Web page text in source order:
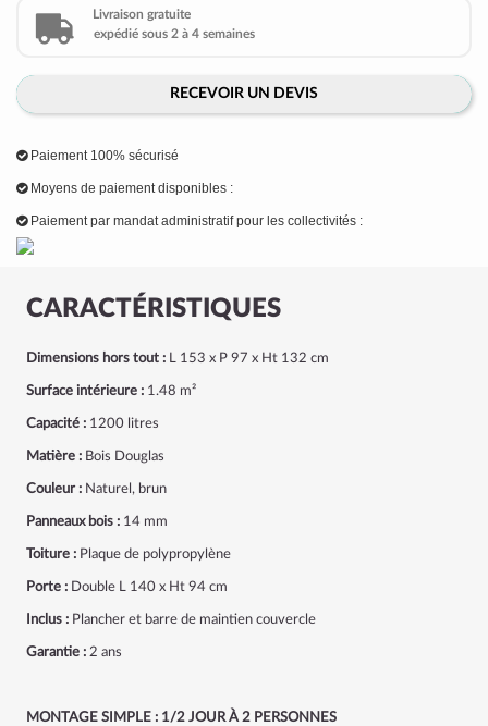
CARACTÉRISTIQUES
Dimensions hors tout : L 153 x P 97 x Ht 132 cm
Surface intérieure : 1.48 m²
Capacité : 1200 litres
Matière : Bois Douglas
Couleur : Naturel, brun
Panneaux bois : 14 mm
Toiture : Plaque de polypropylène
Porte : Double L 140 x Ht 94 cm
Inclus : Plancher et barre de maintien couvercle
Garantie : 2 ans
MONTAGE SIMPLE : 1/2 JOUR À 2 PERSONNES
Livraison gratuite
expédié sous 2 à 4 semaines
RECEVOIR UN DEVIS
Paiement 100% sécurisé
Moyens de paiement disponibles :
Paiement par mandat administratif pour les collectivités :